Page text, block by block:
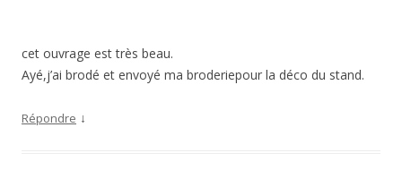
cet ouvrage est très beau.
Ayé,j’ai brodé et envoyé ma broderiepour la déco du stand.
Répondre ↓